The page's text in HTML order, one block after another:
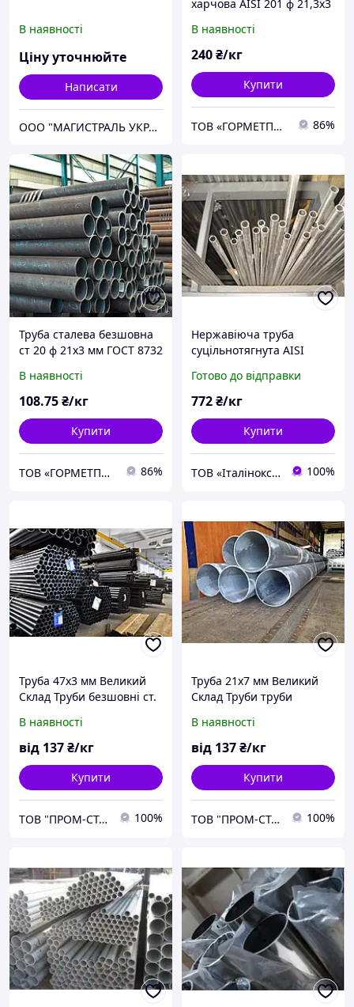
В наявності
Ціну уточнюйте
Написати
ООО "МАГИСТРАЛЬ УКРАИНА"
харчова AISI 201 ф 21,3х3
шліфувальна, матова
В наявності
240₴/кг
Купити
ТОВ «ГОРМЕТПОСТАЧ» – якісний металопрокат і надійні матеріали вчасно 86%
Труба сталева безшовна
ст 20 ф 21х3 мм ГОСТ 8732
холоднокатані
В наявності
108.75₴/кг
Купити
ТОВ «ГОРМЕТПОСТАЧ» – якісний металопрокат і надійні матеріали вчасно 86%
Нержавіюча труба
суцільнотягнута AISI
13,5Х2,3
Готово до відправки
772₴/кг
Купити
ТОВ «Італінокс Індустрі» нержавіючий металопрокат 100%
Труба 47х3 мм Великий
Склад Труби безшовні ст.
В наявності
від 137₴/кг
Купити
ТОВ "ПРОМ-СТАЛЬ" 100%
Труба 21х7 мм Великий
Склад Труби труби
В наявності
від 137₴/кг
Купити
ТОВ "ПРОМ-СТАЛЬ" 100%